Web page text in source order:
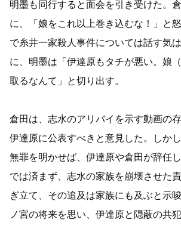
明墨も同行すると面会を引き受けた。
に、「娘をこれ以上巻き込むな！」と
で糸井一家殺人事件については話す気
に、明墨は「伊達原もタチが悪い。娘
取るなんて」と切り出す。
倉田は、志水のアリバイを示す動画の
伊達原に公表すべきと意見した。しか
無罪を明かせば、伊達原や倉田が辞任
では済まず、志水の家族を崩壊させた
ぎ立て、その追及は家族にも及ぶと示
ノ宮の将来を思い、伊達原と隠蔽の共